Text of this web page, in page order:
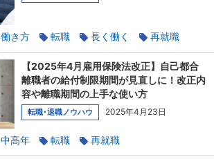
働き方 転職 長く働く
再就職
キャリアチェンジ
【2025年4月雇用保険法改正】自己都合
離職者の給付制限期間が見直しに！改正内
容や離職期間の上手な使い方
転職･退職ノウハウ 2025年4月23日
中高年 転職
再就職